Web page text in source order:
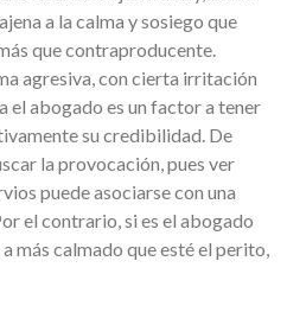
a la calma y sosiego que
que contraproducente.
agresiva, con cierta irritación
el abogado es un factor a tener
su credibilidad. De
la provocación, pues ver
puede asociarse con una
el contrario, si es el abogado
más calmado que esté el perito,